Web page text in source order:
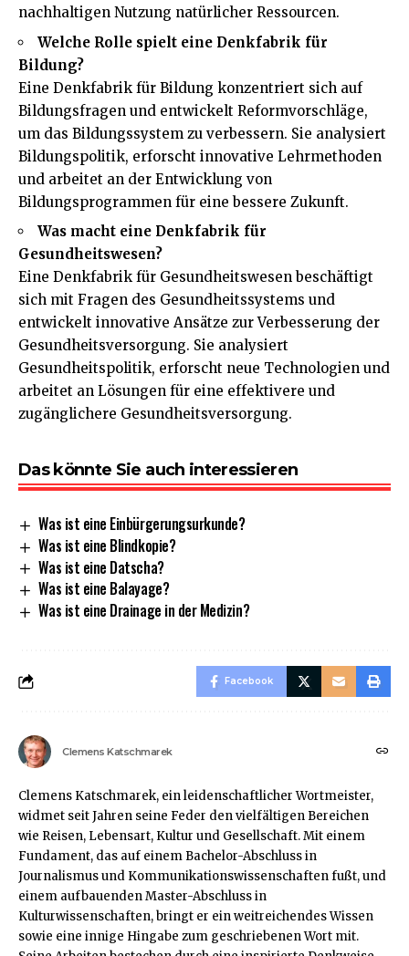
nachhaltigen Nutzung natürlicher Ressourcen.
Welche Rolle spielt eine Denkfabrik für
Bildung?
Eine Denkfabrik für Bildung konzentriert sich auf
Bildungsfragen und entwickelt Reformvorschläge,
um das Bildungssystem zu verbessern. Sie analysiert
Bildungspolitik, erforscht innovative Lehrmethoden
und arbeitet an der Entwicklung von
Bildungsprogrammen für eine bessere Zukunft.
Was macht eine Denkfabrik für
Gesundheitswesen?
Eine Denkfabrik für Gesundheitswesen beschäftigt
sich mit Fragen des Gesundheitssystems und
entwickelt innovative Ansätze zur Verbesserung der
Gesundheitsversorgung. Sie analysiert
Gesundheitspolitik, erforscht neue Technologien und
arbeitet an Lösungen für eine effektivere und
zugänglichere Gesundheitsversorgung.
Das könnte Sie auch interessieren
Was ist eine Einbürgerungsurkunde?
Was ist eine Blindkopie?
Was ist eine Datscha?
Was ist eine Balayage?
Was ist eine Drainage in der Medizin?
Facebook
Clemens Katschmarek
Clemens Katschmarek, ein leidenschaftlicher Wortmeister,
widmet seit Jahren seine Feder den vielfältigen Bereichen
wie Reisen, Lebensart, Kultur und Gesellschaft. Mit einem
Fundament, das auf einem Bachelor-Abschluss in
Journalismus und Kommunikationswissenschaften fußt, und
einem aufbauenden Master-Abschluss in
Kulturwissenschaften, bringt er ein weitreichendes Wissen
sowie eine innige Hingabe zum geschriebenen Wort mit.